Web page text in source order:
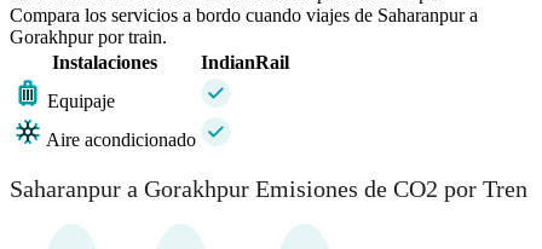
Compara los servicios a bordo cuando viajes de Saharanpur a
Gorakhpur por train.
Instalaciones
IndianRail
Equipaje
Aire acondicionado
Saharanpur a Gorakhpur Emisiones de CO2 por Tren